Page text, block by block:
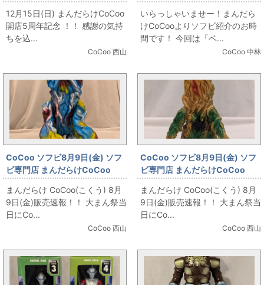
周年記念 「ゴッコ堂 X
REALHEAD ベアオスマン」
12月15日(日) まんだらけCoCoo
開店5周年記念 ！！ 感謝の気持
ちを込...
CoCoo 西山
ン ヤメタランス
いらっしゃいませー！まんだら
けCoCooよりソフビ紹介のお時
間です！ 今回は「ベ...
CoCoo 中林
CoCoo ソフビ8月9日(金) ソフ
ビ専門店 まんだらけCoCoo
「メディコムトイ GODZILLA
VINYL WARS メガトンヘドラ」
まんだらけ CoCoo(こくう) 8月
9日(金)販売速報！！ 大まん祭当
日にCo...
CoCoo 西山
CoCoo ソフビ8月9日(金) ソフ
ビ専門店 まんだらけCoCoo
「ブルマァク スタンダードサイ
ズ ヘドラ」
まんだらけ CoCoo(こくう) 8月
9日(金)販売速報！！ 大まん祭当
日にCo...
CoCoo 西山